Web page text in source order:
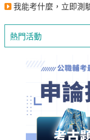
我能考什麼，立即測
熱門活動